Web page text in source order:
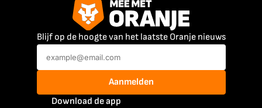
Blijf op de hoogte van het laatste Oranje nieuws
Aanmelden
Download de app